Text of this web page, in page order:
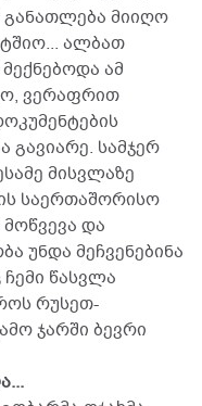
განათლება მიიღო
ალბათ
ამ
ვერაფრით
გავიარე. სამჯერ
მისვლაზე
საერთაშორისო
და
უნდა მეჩვენებინა
წასვლა
რუსეთ-
ჯარში ბევრი